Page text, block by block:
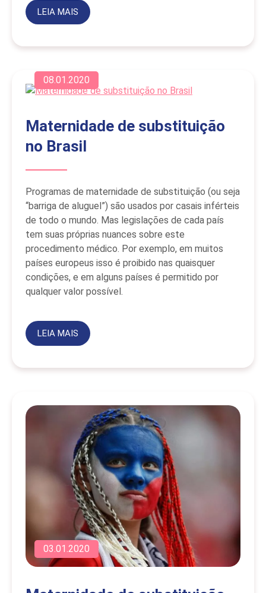
LEIA MAIS
08.01.2020
Maternidade de substituição
no Brasil
Programas de maternidade de substituição (ou seja
“barriga de aluguel”) são usados por casais inférteis
de todo o mundo. Mas legislações de cada país
tem suas próprias nuances sobre este
procedimento médico. Por exemplo, em muitos
países europeus isso é proibido nas quaisquer
condições, e em alguns países é permitido por
qualquer valor possível.
LEIA MAIS
03.01.2020